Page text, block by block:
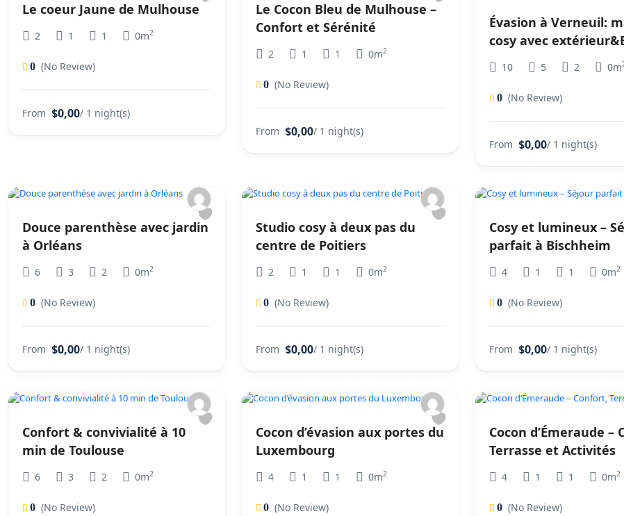
Le coeur Jaune de Mulhouse
2 1 1 0m2
0 (No Review)
From $0,00/ 1 night(s)
Le Cocon Bleu de Mulhouse –
Confort et Sérénité
2 1 1 0m2
0 (No Review)
From $0,00/ 1 night(s)
Évasion à Verneuil:
cosy avec
10 5 2 0m
0 (No Review)
From $0,00/ 1 night(s)
Douce parenthèse avec jardin
à Orléans
6 3 2 0m2
0 (No Review)
From $0,00/ 1 night(s)
Studio cosy à deux pas du
centre de Poitiers
2 1 1 0m2
0 (No Review)
From $0,00/ 1 night(s)
Cosy et lumineux –
parfait à Bischheim
4 1 1 0m2
0 (No Review)
From $0,00/ 1 night(s)
Confort & convivialité à 10
min de Toulouse
6 3 2 0m2
0 (No Review)
Cocon d’évasion aux portes du
Luxembourg
4 1 1 0m2
0 (No Review)
Cocon d’Émeraude –
Terrasse et Activités
4 1 1 0m2
0 (No Review)